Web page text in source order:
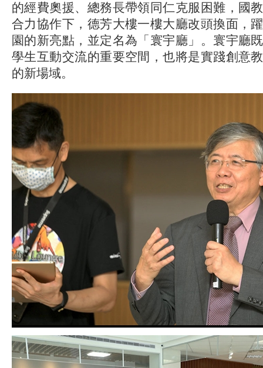
的經費奧援、總務長帶領同仁克服困難，國
合力協作下，德芳大樓一樓大廳改頭換面，
園的新亮點，並定名為「寰宇廳」。寰宇廳
學生互動交流的重要空間，也將是實踐創意
的新場域。